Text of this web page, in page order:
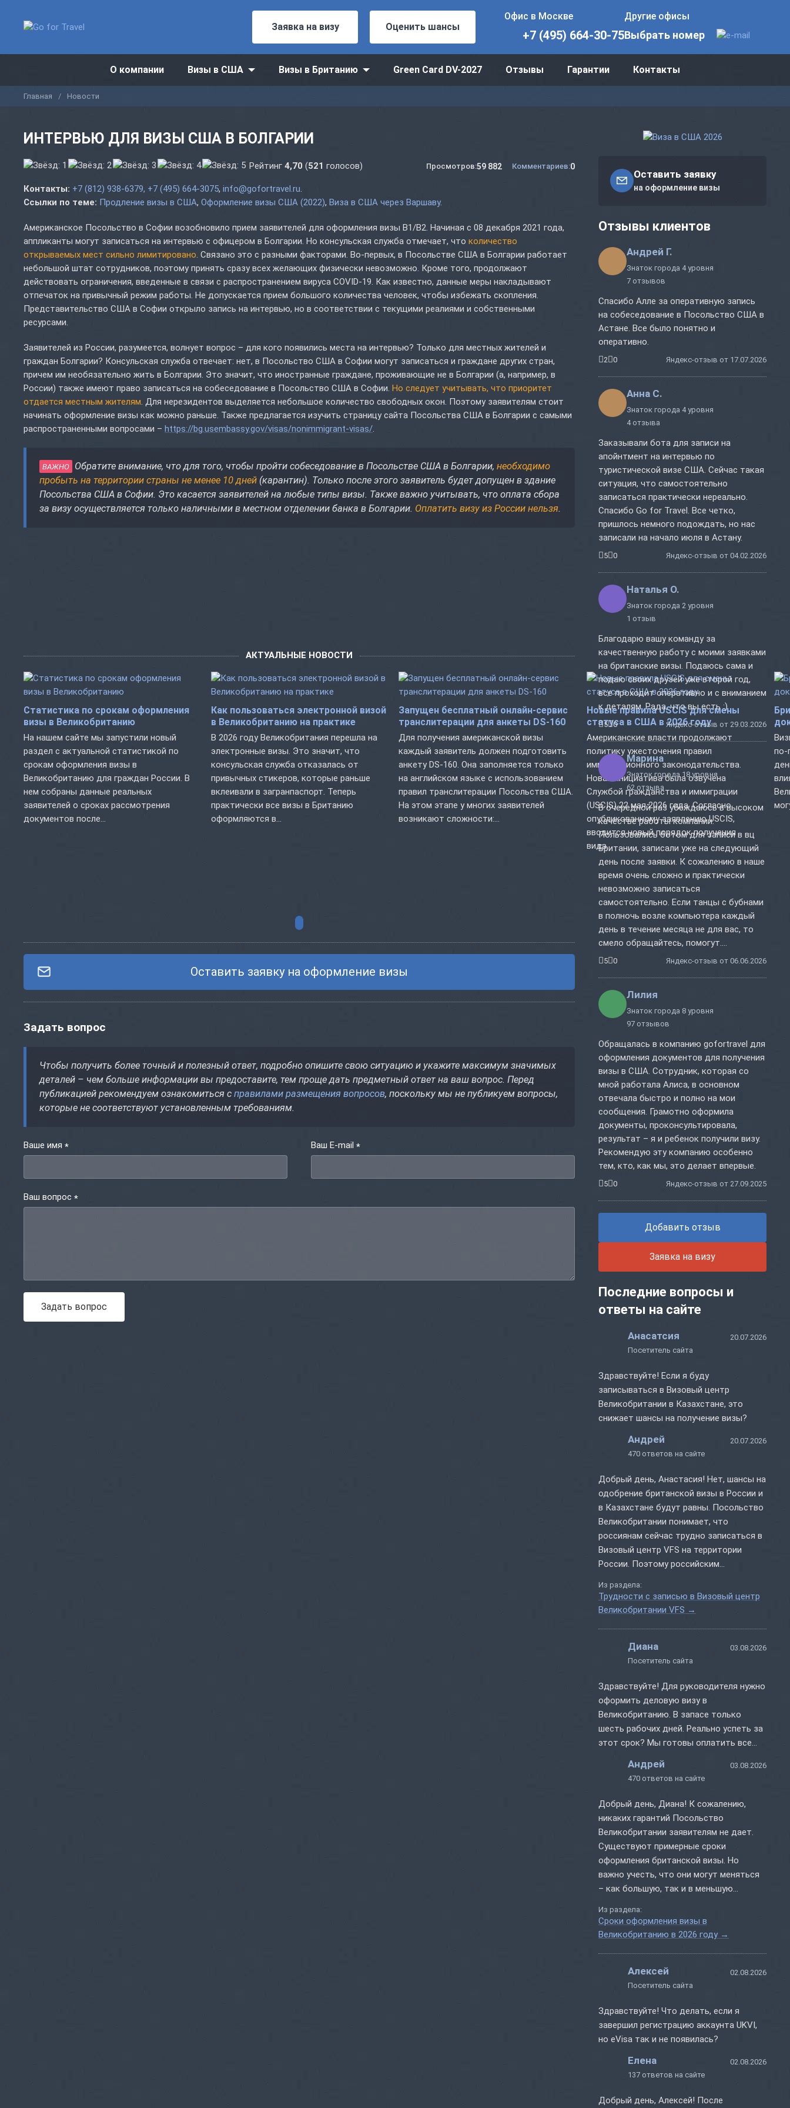
Заявка на визу Оценить шансы
Офис в Москве
+7 (495) 664-30-75
Другие офисы
Выбрать номер
О компании Визы в США Визы в Британию Green Card DV-2027 Отзывы Гарантии Контакты
Главная Новости
ИНТЕРВЬЮ ДЛЯ ВИЗЫ США В БОЛГАРИИ
Рейтинг 4,70 (521 голосов) Просмотров:59 882 Комментариев:0
Контакты: +7 (812) 938-6379, +7 (495) 664-3075, info@gofortravel.ru
Ссылки по теме: Продление визы в США Оформление визы США (2022) Виза в США через Варшаву.
Американское Посольство в Софии возобновило прием заявителей для оформления визы B1/B2. Начиная с 08 декабря 2021 года,
аппликанты могут записаться на интервью с офицером в Болгарии. Но консульская служба отмечает, что количество
открываемых мест сильно лимитировано . Связано это с разными факторами. Во-первых, в Посольстве США в Болгарии работает
небольшой штат сотрудников, поэтому принять сразу всех желающих физически невозможно. Кроме того, продолжают
действовать ограничения, введенные в связи с распространением вируса COVID-19. Как известно, данные меры накладывают
отпечаток на привычный режим работы. Не допускается прием большого количества человек, чтобы избежать скопления.
Представительство США в Софии открыло запись на интервью, но в соответствии с текущими реалиями и собственными
ресурсами.
Заявителей из России, разумеется, волнует вопрос – для кого появились места на интервью? Только для местных жителей и
граждан Болгарии? Консульская служба отвечает: нет, в Посольство США в Софии могут записаться и граждане других стран,
причем им необязательно жить в Болгарии. Это значит, что иностранные граждане, проживающие не в Болгарии (а, например, в
России) также имеют право записаться на собеседование в Посольство США в Софии. Но следует учитывать, что приоритет
отдается местным жителям . Для нерезидентов выделяется небольшое количество свободных окон. Поэтому заявителям стоит
начинать оформление визы как можно раньше. Также предлагается изучить страницу сайта Посольства США в Болгарии с самыми
распространенными вопросами – https://bg.usembassy.gov/visas/nonimmigrant-visas/
ВАЖНО Обратите внимание, что для того, чтобы пройти собеседование в Посольстве США в Болгарии, необходимо
пробыть на территории страны не менее 10 дней (карантин). Только после этого заявитель будет допущен в здание
Посольства США в Софии. Это касается заявителей на любые типы визы. Также важно учитывать, что оплата сбора
за визу осуществляется только наличными в местном отделении банка в Болгарии. Оплатить визу из России нельзя.
АКТУАЛЬНЫЕ НОВОСТИ
Статистика по срокам оформления
визы в Великобританию
На нашем сайте мы запустили новый
раздел с актуальной статистикой по
срокам оформления визы в
Великобританию для граждан России. В
нем собраны данные реальных
заявителей о сроках рассмотрения
документов после...
Как пользоваться электронной визой
в Великобританию на практике
В 2026 году Великобритания перешла на
электронные визы. Это значит, что
консульская служба отказалась от
привычных стикеров, которые раньше
вклеивали в загранпаспорт. Теперь
практически все визы в Британию
оформляются в...
Запущен бесплатный онлайн-сервис
транслитерации для анкеты DS-160
Для получения американской визы
каждый заявитель должен подготовить
анкету DS-160. Она заполняется только
на английском языке с использованием
правил транслитерации Посольства США.
На этом этапе у многих заявителей
возникают сложности:...
Новые правила USCIS для смены
статуса в США в 2026 году
Американские власти продолжают
политику ужесточения правил
иммиграционного законодательства.
Новая инициатива была озвучена
Службой гражданства и иммиграции
(USCIS) 22 мая 2026 года. Согласно
опубликованному заявлению USCIS,
вводится новый порядок получения
вида...
по-
Оставить заявку на оформление визы
Задать вопрос
Чтобы получить более точный и полезный ответ, подробно опишите свою ситуацию и укажите максимум значимых
деталей – чем больше информации вы предоставите, тем проще дать предметный ответ на ваш вопрос. Перед
публикацией рекомендуем ознакомиться с правилами размещения вопросов, поскольку мы не публикуем вопросы,
которые не соответствуют установленным требованиям.
Ваше имя * Ваш E-mail *
Ваш вопрос *
Задать вопрос
Оставить заявку
на оформление визы
Отзывы клиентов
Андрей Г.
Знаток города 4 уровня
7 отзывов
Спасибо Алле за оперативную запись
на собеседование в Посольство США в
Астане. Все было понятно и
оперативно.
2 0 Яндекс-отзыв от 17.07.2026
Анна С.
Знаток города 4 уровня
4 отзыва
Заказывали бота для записи на
апойнтмент на интервью по
туристической визе США. Сейчас такая
ситуация, что самостоятельно
записаться практически нереально.
Спасибо Go for Travel. Все четко,
пришлось немного подождать, но нас
записали на начало июля в Астану.
5 0 Яндекс-отзыв от 04.02.2026
Наталья О.
Знаток города 2 уровня
1 отзыв
Благодарю вашу команду за
качественную работу с моими заявками
на британские визы. Подаюсь сама и
подаю своих друзей уже второй год,
все проходит оперативно и с вниманием
к деталям. Рада, что вы есть :)
5 0 Яндекс-отзыв от 29.03.2026
Марина
Знаток города 18 уровня
62 отзыва
В очередной раз убеждаюсь в высоком
качестве работы компании.
Пользовались ботом для записи в вц
Британии, записали уже на следующий
день после заявки. К сожалению в наше
время очень сложно и практически
невозможно записаться
самостоятельно. Если танцы с бубнами
в полночь возле компьютера каждый
день в течение месяца не для вас, то
смело обращайтесь, помогут....
5 0 Яндекс-отзыв от 06.06.2026
Лилия
Знаток города 8 уровня
97 отзывов
Обращалась в компанию gofortravel для
оформления документов для получения
визы в США. Сотрудник, которая со
мной работала Алиса, в основном
отвечала быстро и полно на мои
сообщения. Грамотно оформила
документы, проконсультировала,
результат – я и ребенок получили визу.
Рекомендую эту компанию особенно
тем, кто, как мы, это делает впервые.
5 0 Яндекс-отзыв от 27.09.2025
Добавить отзыв
Заявка на визу
Последние вопросы и
ответы на сайте
Анасатсия
20.07.2026
Посетитель сайта
Здравствуйте! Если я буду
записываться в Визовый центр
Великобритании в Казахстане, это
снижает шансы на получение визы?
Андрей
20.07.2026
470 ответов на сайте
Добрый день, Анастасия! Нет, шансы на
одобрение британской визы в России и
в Казахстане будут равны. Посольство
Великобритании понимает, что
россиянам сейчас трудно записаться в
Визовый центр VFS на территории
России. Поэтому российским
документы за границей (включая
Казахстан). Процедура оформления
обращался в ВЦ по месту проживания.
Из раздела:
Трудности с записью в Визовый центр
Великобритании VFS →
Диана
03.08.2026
Посетитель сайта
Здравствуйте! Для руководителя нужно
оформить деловую визу в
Великобританию. В запасе только
шесть рабочих дней. Реально успеть за
этот срок? Мы готовы оплатить все
Андрей
03.08.2026
470 ответов на сайте
Добрый день, Диана! К сожалению,
никаких гарантий Посольство
Великобритании заявителям не дает.
Существуют примерные сроки
оформления британской визы. Но
важно учесть, что они могут меняться
– как большую, так и в меньшую
сезона. Если это сезон отпусков, то
сроки рассмотрения документов
быстрее. Но заранее определить...
Из раздела:
Сроки оформления визы в
Великобританию в 2026 году →
Алексей
02.08.2026
Посетитель сайта
Здравствуйте! Что делать, если я
завершил регистрацию аккаунта UKVI,
но eVisa так и не появилась?
Елена
02.08.2026
137 ответов на сайте
Добрый день, Алексей! После